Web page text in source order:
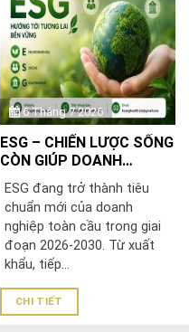
6 Tháng 7 2026
ESG – CHIẾN LƯỢC SỐNG
CÒN GIÚP DOANH
NGHIỆP VIỆT NAM PHÁT
TRIỂN BỀN VỮNG VÀ
VƯƠN RA THỊ TRƯỜNG
QUỐC TẾ
ESG đang trở thành tiêu
chuẩn mới của doanh
nghiệp toàn cầu trong giai
đoạn 2026-2030. Từ xuất
khẩu, tiếp...
CHI TIẾT